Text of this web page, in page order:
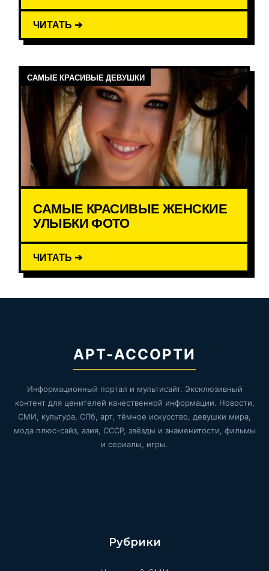
ЧИТАТЬ ➔
САМЫЕ КРАСИВЫЕ ДЕВУШКИ
САМЫЕ КРАСИВЫЕ ЖЕНСКИЕ
УЛЫБКИ ФОТО
ЧИТАТЬ ➔
АРТ-АССОРТИ
Информационный портал и мультисайт. Эксклюзивный
контент для ценителей качественной информации. Новости,
СМИ, культура, СПб, арт, тёмное искусство, девушки мира,
мода плюс-сайз, азия, СССР, звёзды и знаменитости, фильмы
и сериалы, игры.
Рубрики